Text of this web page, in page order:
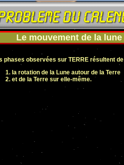
Le mouvement de la lune
phases observées sur TERRE résultent de
la rotation de la Lune autour de la Terre
et de la Terre sur elle-même.